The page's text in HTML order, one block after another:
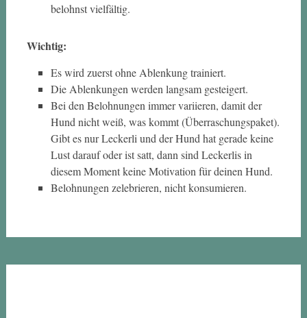
belohnst vielfältig.
Wichtig:
Es wird zuerst ohne Ablenkung trainiert.
Die Ablenkungen werden langsam gesteigert.
Bei den Belohnungen immer variieren, damit der
Hund nicht weiß, was kommt (Überraschungspaket).
Gibt es nur Leckerli und der Hund hat gerade keine
Lust darauf oder ist satt, dann sind Leckerlis in
diesem Moment keine Motivation für deinen Hund.
Belohnungen zelebrieren, nicht konsumieren.